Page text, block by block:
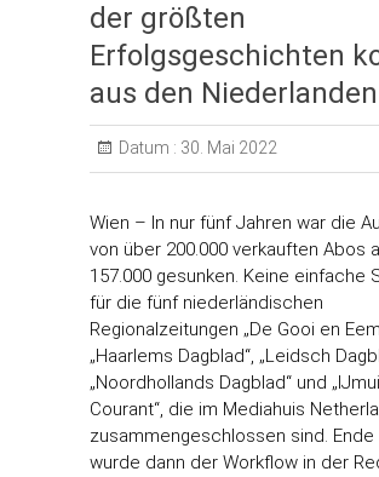
der größten
Erfolgsgeschichten
aus den Niederlanden
Datum : 30. Mai 2022
Wien – In nur fünf Jahren war die
von über 200.000 verkauften Abos
157.000 gesunken. Keine einfache
für die fünf niederländischen
Regionalzeitungen „De Gooi en
„Haarlems Dagblad“, „Leidsch
„Noordhollands Dagblad“ und
Courant“, die im Mediahuis
zusammengeschlossen sind. Ende
wurde dann der Workflow in der